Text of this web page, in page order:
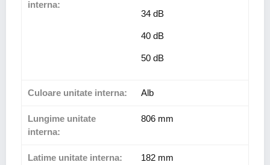
interna:
34 dB
40 dB
50 dB
Culoare unitate interna: Alb
Lungime unitate
interna:
806 mm
Latime unitate interna: 182 mm